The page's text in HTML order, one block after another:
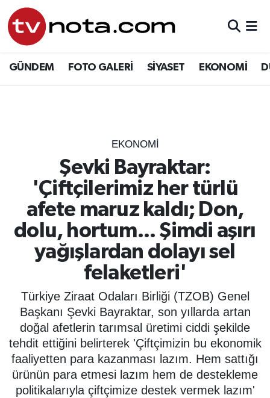
GÜNDEM FOTO GALERİ SİYASET EKONOMİ
EKONOMİ
Şevki Bayraktar:
'Çiftçilerimiz her türlü
afete maruz kaldı; Don,
dolu, hortum... Şimdi aşırı
yağışlardan dolayı sel
felaketleri'
Türkiye Ziraat Odaları Birliği (TZOB) Genel
Başkanı Şevki Bayraktar, son yıllarda artan
doğal afetlerin tarımsal üretimi ciddi şekilde
tehdit ettiğini belirterek 'Çiftçimizin bu ekonomik
faaliyetten para kazanması lazım. Hem sattığı
ürünün para etmesi lazım hem de destekleme
politikalarıyla çiftçimize destek vermek lazım'
GÜNDEM
YURT
EĞİTİM
ÖZEL HABER
SAĞLIK
SPOR
ÇEVRE
YAŞAM
BİLİM - TEKNOLOJİ
Hava Durumu
Son Dakika Haberleri
Haber Arşivi